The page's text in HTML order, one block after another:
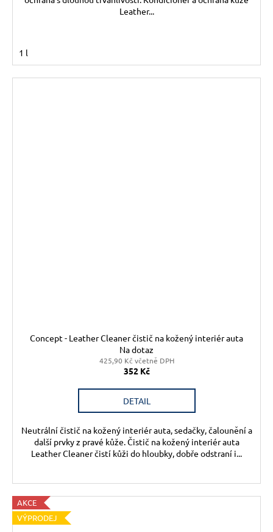
Leather...
1 l
Concept - Leather Cleaner čistič na kožený interiér auta
Na dotaz
425,90 Kč včetně DPH
352 Kč
DETAIL
Neutrální čistič na kožený interiér auta, sedačky, čalounění a
další prvky z pravé kůže. Čistič na kožený interiér auta
Leather Cleaner čistí kůži do hloubky, dobře odstraní i...
AKCE
VÝPRODEJ